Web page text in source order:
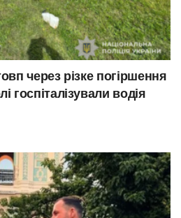
через різке погіршення
госпіталізували водія